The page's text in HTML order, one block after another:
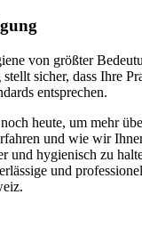
von größter
stellt sicher, dass Ihre
entsprechen.
noch heute, um mehr
und wie wir
und hygienisch zu
und